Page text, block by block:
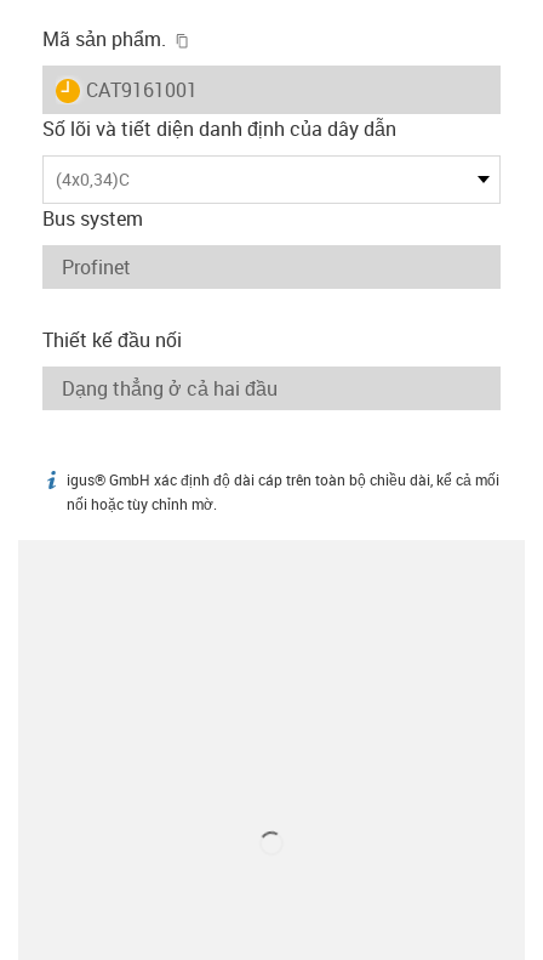
Mã sản phẩm.
igus-icon-lieferzeit
CAT9161001
Số lõi và tiết diện danh định của dây dẫn
(4x0,34)C
Bus system
Thiết kế đầu nối
igus-icon-info
igus® GmbH xác định độ dài cáp trên toàn bộ chiều dài, kể cả mối
nối hoặc tùy chỉnh mờ.